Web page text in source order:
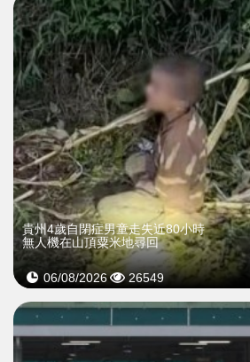
貴州4歲自閉症男童走失近80小時
無人機在山頂粟米地尋回
06/08/2026 26549